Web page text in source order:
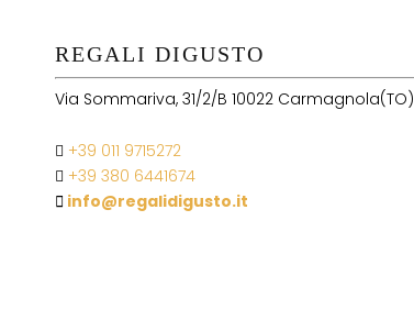
REGALI DIGUSTO
Via Sommariva, 31/2/B 10022 Carmagnola(TO)
+39 011 9715272
+39 380 6441674
info@regalidigusto.it